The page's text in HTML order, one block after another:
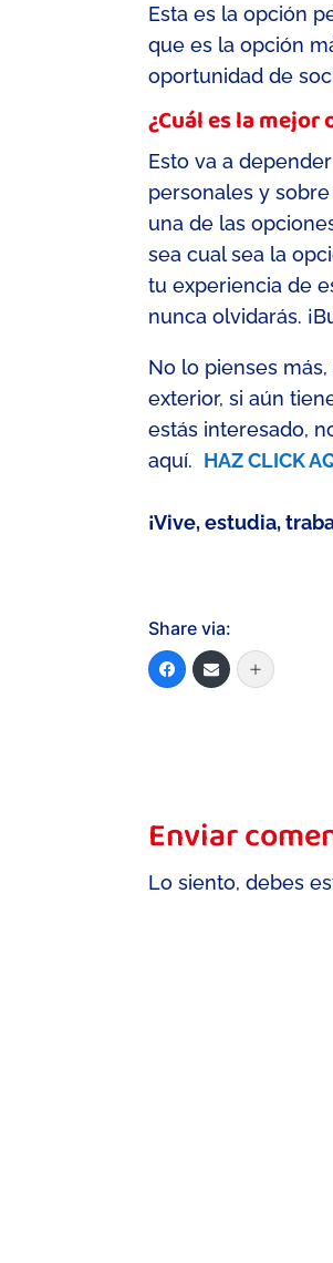
Esta es la opción
que es la opción
oportunidad de
¿Cuál es la
Esto va a
personales y
una de las op
sea cual sea la
tu experiencia de
nunca olvidarás.
No lo pienses
exterior, si aún
estás interesado,
aquí. HAZ CLICK
¡Vive, estudia,
Share via:
Enviar
Lo siento, debes